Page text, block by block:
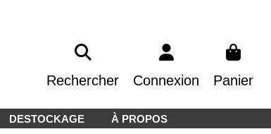
Rechercher Connexion Panier
DESTOCKAGE À PROPOS